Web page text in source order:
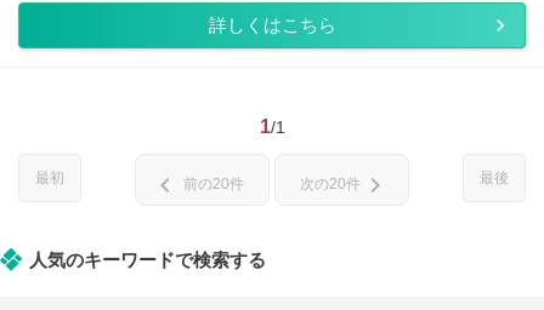
詳しくはこちら
1/1
最初 最後
chevron_left 前の20件 次の20件 chevron_right
人気のキーワードで検索する